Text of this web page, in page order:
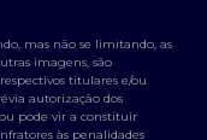
mas não se limitando, as
imagens, são
titulares e/ou
autorização dos
pode vir a constituir
às penalidades